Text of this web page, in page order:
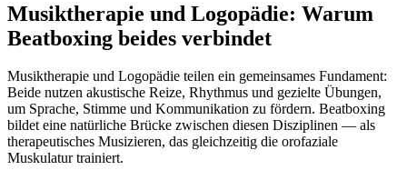
Musiktherapie und Logopädie: Warum
Beatboxing beides verbindet
Musiktherapie und Logopädie teilen ein gemeinsames Fundament:
Beide nutzen akustische Reize, Rhythmus und gezielte Übungen,
um Sprache, Stimme und Kommunikation zu fördern. Beatboxing
bildet eine natürliche Brücke zwischen diesen Disziplinen — als
therapeutisches Musizieren, das gleichzeitig die orofaziale
Muskulatur trainiert.